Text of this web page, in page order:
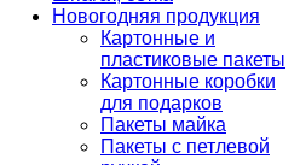
Новогодняя продукция
Картонные и
пластиковые пакеты
Картонные коробки
для подарков
Пакеты майка
Пакеты с петлевой